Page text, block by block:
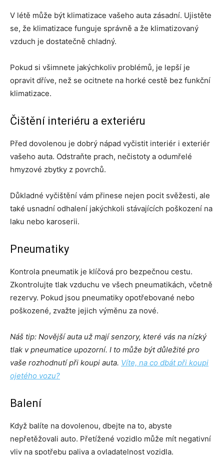
V létě může být klimatizace vašeho auta zásadní. Ujistěte
se, že klimatizace funguje správně a že klimatizovaný
vzduch je dostatečně chladný.
Pokud si všimnete jakýchkoliv problémů, je lepší je
opravit dříve, než se ocitnete na horké cestě bez funkční
klimatizace.
Čištění interiéru a exteriéru
Před dovolenou je dobrý nápad vyčistit interiér i exteriér
vašeho auta. Odstraňte prach, nečistoty a odumřelé
hmyzové zbytky z povrchů.
Důkladné vyčištění vám přinese nejen pocit svěžesti, ale
také usnadní odhalení jakýchkoli stávajících poškození na
laku nebo karoserii.
Pneumatiky
Kontrola pneumatik je klíčová pro bezpečnou cestu.
Zkontrolujte tlak vzduchu ve všech pneumatikách, včetně
rezervy. Pokud jsou pneumatiky opotřebované nebo
poškozené, zvažte jejich výměnu za nové.
Náš tip: Novější auta už mají senzory, které vás na nízký
tlak v pneumatice upozorní. I to může být důležité pro
vaše rozhodnutí při koupi auta. Víte, na co dbát při koupi
ojetého vozu?
Balení
Když balíte na dovolenou, dbejte na to, abyste
nepřetěžovali auto. Přetížené vozidlo může mít negativní
vliv na spotřebu paliva a ovladatelnost vozidla.